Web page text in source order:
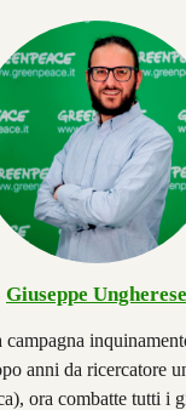
Giuseppe Ungherese
campagna
anni da ricercatore
ora combatte tutti i